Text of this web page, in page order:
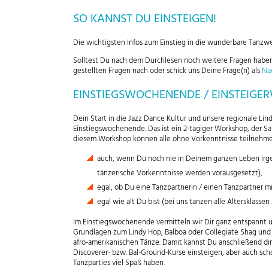
SO KANNST DU EINSTEIGEN!
Die wichtigsten Infos zum Einstieg in die wunderbare
Solltest Du nach dem Durchlesen noch weitere Fragen
gestellten Fragen nach oder schick uns Deine Frage(n) als
EINSTIEGSWOCHENENDE /
Dein Start in die Jazz Dance Kultur und unsere regionale
Einstiegswochenende. Das ist ein 2-tägiger Workshop, der
diesem Workshop können alle ohne Vorkenntnisse
auch, wenn Du noch nie in Deinem ganzen Leben
tänzerische Vorkenntnisse werden vorausgesetzt),
egal, ob Du eine Tanzpartnerin / einen Tanzpartner
egal wie alt Du bist (bei uns tanzen alle
Im Einstiegswochenende vermitteln wir Dir ganz
Grundlagen zum Lindy Hop, Balboa oder Collegiate Shag
afro-amerikanischen Tänze. Damit kannst Du anschließend
Discoverer- bzw. Bal-Ground-Kurse einsteigen, aber auch
Tanzparties viel Spaß haben.